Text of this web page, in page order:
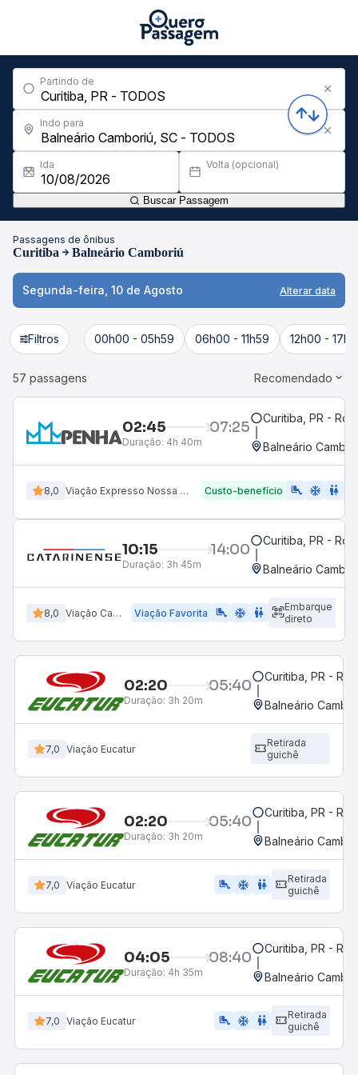
Partindo de
Indo para
Ida Volta (opcional)
Buscar Passagem
Passagens de ônibus
Curitiba Balneário Camboriú
Segunda-feira, 10 de Agosto Alterar data
Filtros 00h00 - 05h59 06h00 - 11h59 12h00 -
57 passagens Recomendado
02:45 07:25
Duração: 4h 40m
Curitiba, PR -
Balneário
8,0 Viação Expresso Nossa Senhora da Penha Custo-benefício airline_seat_legroom_extra ac_unit WC
10:15 14:00
Duração: 3h 45m
Curitiba, PR -
Balneário
8,0 Viação Catarinense Viação Favorita airline_seat_legroom_extra ac_unit wc
Embarque
direto
02:20 05:40
Duração: 3h 20m
Curitiba, PR -
Balneário
7,0 Viação Eucatur
Retirada
guichê
02:20 05:40
Duração: 3h 20m
Curitiba, PR -
Balneário
7,0 Viação Eucatur airline_seat_legroom_extra ac_unit wc
Retirada
guichê
04:05 08:40
Duração: 4h 35m
Curitiba, PR -
Balneário
7,0 Viação Eucatur airline_seat_legroom_extra ac_unit WC
Retirada
guichê